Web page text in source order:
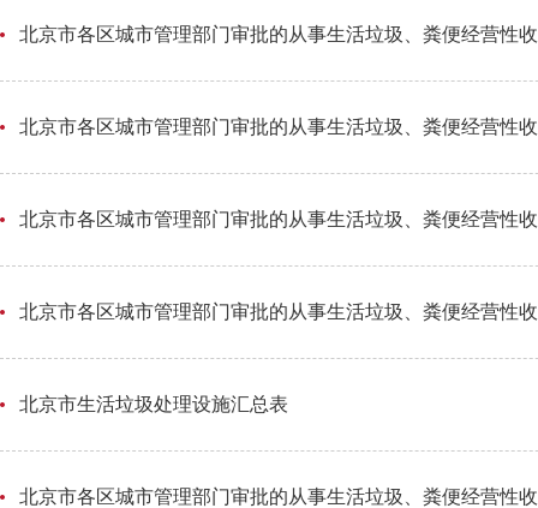
北京市各区城市管理部门审批的从事生活垃圾、粪便经营性
北京市各区城市管理部门审批的从事生活垃圾、粪便经营性
北京市各区城市管理部门审批的从事生活垃圾、粪便经营性
北京市各区城市管理部门审批的从事生活垃圾、粪便经营性
北京市生活垃圾处理设施汇总表
北京市各区城市管理部门审批的从事生活垃圾、粪便经营性